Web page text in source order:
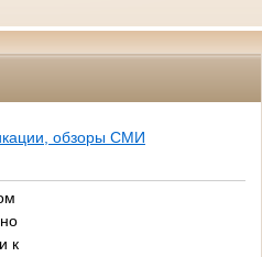
обзоры СМИ
к